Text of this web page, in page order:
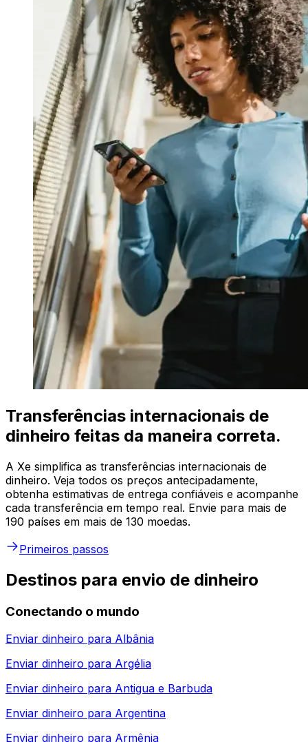
Transferências internacionais de
dinheiro feitas da maneira correta.
A Xe simplifica as transferências internacionais de
dinheiro. Veja todos os preços antecipadamente,
obtenha estimativas de entrega confiáveis e acompanhe
cada transferência em tempo real. Envie para mais de
190 países em mais de 130 moedas.
Primeiros passos
Destinos para envio de dinheiro
Conectando o mundo
Enviar dinheiro para Albânia
Enviar dinheiro para Argélia
Enviar dinheiro para Antigua e Barbuda
Enviar dinheiro para Argentina
Enviar dinheiro para Armênia